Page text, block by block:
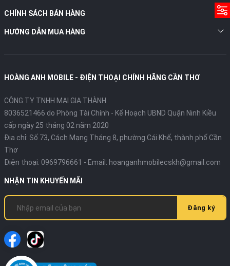
CHÍNH SÁCH BÁN HÀNG
HƯỚNG DẪN MUA HÀNG
HOÀNG ANH MOBILE - ĐIỆN THOẠI CHÍNH HÃNG CẦN THƠ
CÔNG TY TNHH MAI GIA THÀNH
8036521466 do Phòng Tài Chính - Kế Hoạch UBND Quận Ninh Kiều
cấp ngày 25 tháng 02 năm 2020
Địa chỉ: Số 73, Cách Mạng Tháng 8, phường Cái Khế, thành phố Cần
Thơ
Điện thoại: 0969796661 - Email: hoanganhmobilecskh@gmail.com
NHẬN TIN KHUYẾN MÃI
Đăng ký